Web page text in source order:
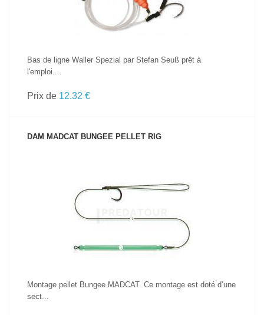
Bas de ligne Waller Spezial par Stefan Seuß prêt à
l'emploi....
Prix de 12.32 €
DAM MADCAT BUNGEE PELLET RIG
VOIR LE PRODUIT
Montage pellet Bungee MADCAT. Ce montage est doté d’une
sect...